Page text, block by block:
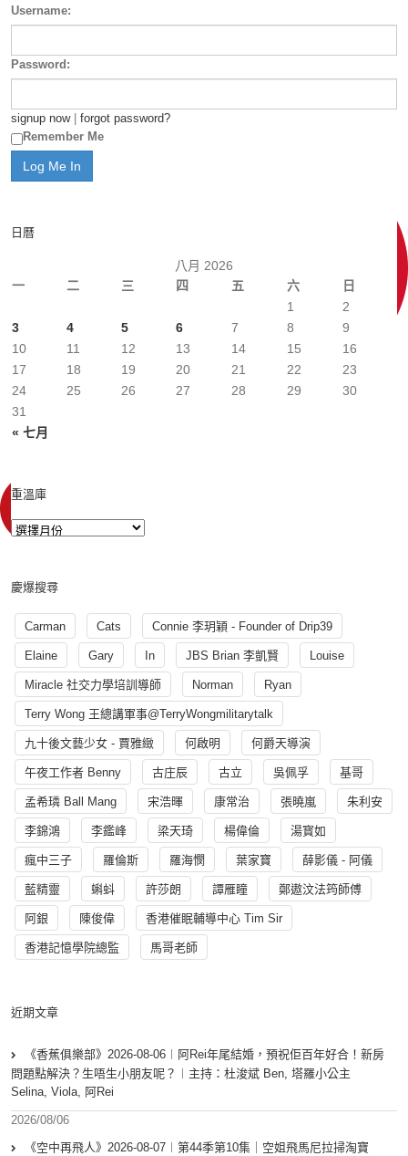
Username:
Password:
signup now| forgot password?
Remember Me
日曆
八月 2026
一
二 三 四 五 六 日
« 七月
1
2
3
4 5 6 7 8
9
10
11 12 13 14 15
16
17
18 19 20 21 22
23
24
25 26 27 28 29
30
31
重溫庫
慶爆搜尋
Carman Cats Connie 李玥穎 - Founder of Drip39
Elaine Gary In JBS Brian 李凱賢 Louise
Miracle 社交力學培訓導師 Norman Ryan
Terry Wong 王總講軍事@TerryWongmilitarytalk
九十後文藝少女 - 賈雅緻 何啟明 何爵天導演
午夜工作者 Benny 古庄辰 古立 吳佩孚 基哥
孟希璘 Ball Mang 宋浩暉 康常治 張曉嵐 朱利安
李錦鴻 李鑑峰 梁天琦 楊偉倫 湯寳如
瘋中三子 羅倫斯 羅海憫 葉家寶 薛影儀 - 阿儀
藍精靈 蝌蚪 許莎朗 譚雁瞳 鄭遨汶法筠師傅
阿銀 陳俊偉 香港催眠輔導中心 Tim Sir
香港記憶學院總監 馬哥老師
近期文章
《香蕉俱樂部》2026-08-06︱阿Rei年尾結婚，預祝佢百年好合！新房
問題點解決？生唔生小朋友呢？︱主持：杜浚斌 Ben, 塔羅小公主
Selina, Viola, 阿Rei
2026/08/06
《空中再飛人》2026-08-07︱第44季第10集｜空姐飛馬尼拉掃淘寶